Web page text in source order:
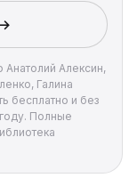
Анатолий Алексин,
Галина
бесплатно и без
Полные